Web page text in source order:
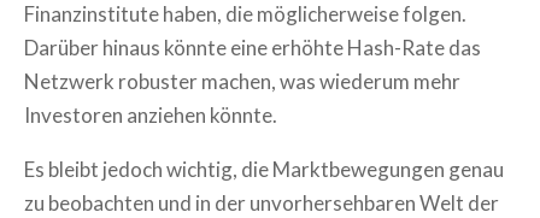
Finanzinstitute haben, die möglicherweise folgen.
Darüber hinaus könnte eine erhöhte Hash-Rate das
Netzwerk robuster machen, was wiederum mehr
Investoren anziehen könnte.
Es bleibt jedoch wichtig, die Marktbewegungen genau
zu beobachten und in der unvorhersehbaren Welt der